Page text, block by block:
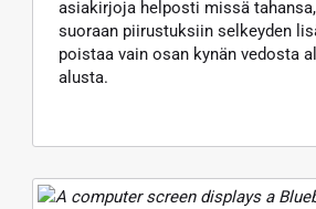
asiakirjoja helposti missä
suoraan piirustuksiin selkeyden
poistaa vain osan kynän vedosta
alusta.